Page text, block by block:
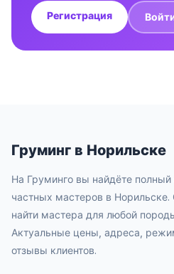
Регистрация
Груминг в Норильске
На Груминго вы найдёте
частных мастеров в Норильске.
найти мастера для любой
Актуальные цены, адреса,
отзывы клиентов.